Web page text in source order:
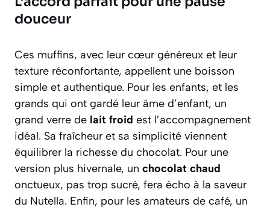
douceur
Ces muffins, avec leur cœur généreux et leur
texture réconfortante, appellent une boisson
simple et authentique. Pour les enfants, et les
grands qui ont gardé leur âme d’enfant, un
grand verre de lait froid est l’accompagnement
idéal. Sa fraîcheur et sa simplicité viennent
équilibrer la richesse du chocolat. Pour une
version plus hivernale, un chocolat chaud
onctueux, pas trop sucré, fera écho à la saveur
du Nutella. Enfin, pour les amateurs de café, un